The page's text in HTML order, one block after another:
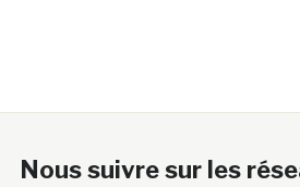
Nous suivre sur les